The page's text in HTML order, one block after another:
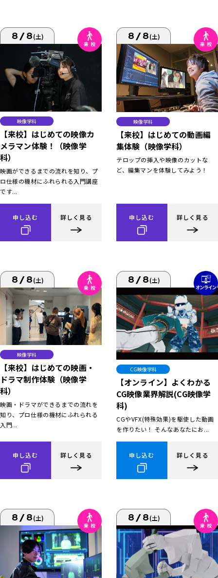
8/8(土)
映像学科
【来校】はじめての映像カ
メラマン体験！（映像学
科）
映画ができるまでの流れを知り、プ
ロ仕様の機材にふれられる入門講座
です...
申し込む 詳しく見る
8/8(土)
映像学科
【来校】はじめての動画編
集体験（映像学科）
テロップの挿入や映像のカットな
ど、編集マンを体験してみよう！
申し込む 詳しく見る
8/8(土)
映像学科
【来校】はじめての映画・
ドラマ制作体験（映像学
科）
映画・ドラマができるまでの流れを
知り、プロ仕様の機材にふれられる
入門...
申し込む 詳しく見る
8/8(土)
CG映像学科
【オンライン】よくわかる
CG映像業界解説(CG映像学
科)
CGやVFX(特殊効果)を駆使した動画
を作りたい！ そんなあなたにお...
申し込む 詳しく見る
8/8(土) 8/8(土)